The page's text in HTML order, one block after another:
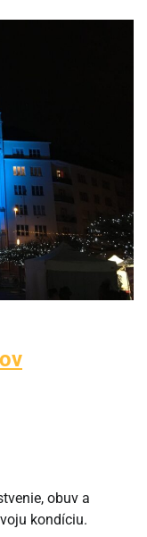
obuv a
kondíciu.